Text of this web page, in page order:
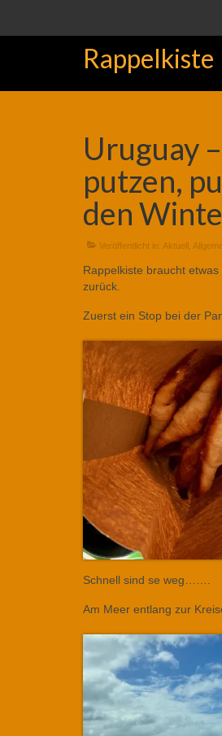
Rappelkiste
Uruguay
putzen,
den
Veröffentlicht in: Aktuell
Rappelkiste braucht
zurück.
Zuerst ein Stop bei der
Schnell sind se weg…….
Am Meer entlang zur